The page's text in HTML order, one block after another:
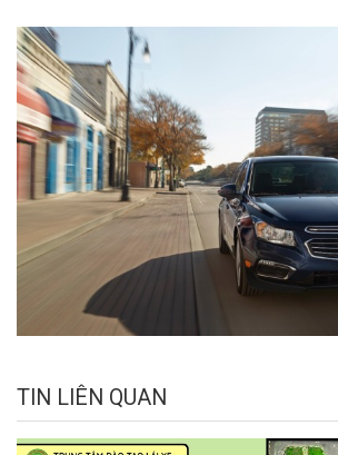
TIN LIÊN QUAN